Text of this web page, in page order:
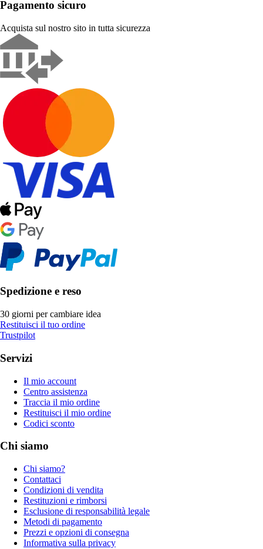
Pagamento sicuro
Acquista sul nostro sito in tutta sicurezza
Spedizione e reso
30 giorni per cambiare idea
Restituisci il tuo ordine
Trustpilot
Servizi
Il mio account
Centro assistenza
Traccia il mio ordine
Restituisci il mio ordine
Codici sconto
Chi siamo
Chi siamo?
Contattaci
Condizioni di vendita
Restituzioni e rimborsi
Esclusione di responsabilità legale
Metodi di pagamento
Prezzi e opzioni di consegna
Informativa sulla privacy